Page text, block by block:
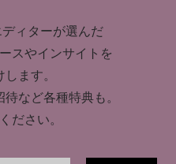
ィターが選んだ
スやインサイトを
ます。
など各種特典も。
ださい。